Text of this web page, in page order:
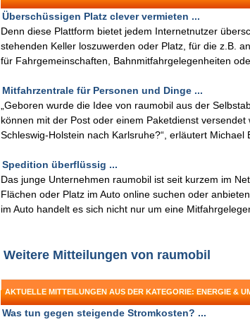
Überschüssigen Platz clever vermieten ...
Denn diese Plattform bietet jedem Internetnutzer
stehenden Keller loszuwerden oder Platz, für die z.B.
für Fahrgemeinschaften, Bahnmitfahrgelegenheiten
Mitfahrzentrale für Personen und Dinge ...
„Geboren wurde die Idee von raumobil aus der
können mit der Post oder einem Paketdienst
Schleswig-Holstein nach Karlsruhe?“, erläutert
Spedition überflüssig ...
Das junge Unternehmen raumobil ist seit kurzem im
Flächen oder Platz im Auto online suchen oder
im Auto handelt es sich nicht nur um eine
Weitere Mitteilungen von raumobil
AKTUELLE MITTEILUNGEN AUS DER KATEGORIE: ENERGIE &
Was tun gegen steigende Stromkosten? ...